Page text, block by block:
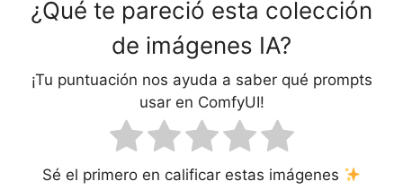
¿Qué te pareció esta colección
de imágenes IA?
¡Tu puntuación nos ayuda a saber qué prompts
usar en ComfyUI!
Sé el primero en calificar estas imágenes